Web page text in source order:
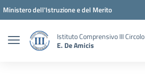
Vai ai contenuti
Vai al menu di navigazione
Vai al footer
Ministero dell'Istruzione e del Merito
Istituto Comprensivo III Circolo
E. De Amicis